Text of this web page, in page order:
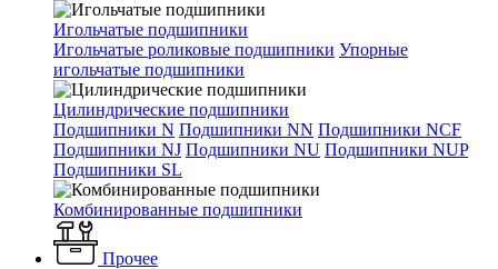
Игольчатые подшипники
Игольчатые роликовые подшипники Упорные
игольчатые подшипники
Цилиндрические подшипники
Подшипники N Подшипники NN Подшипники NCF
Подшипники NJ Подшипники NU Подшипники NUP
Подшипники SL
Комбинированные подшипники
Прочее